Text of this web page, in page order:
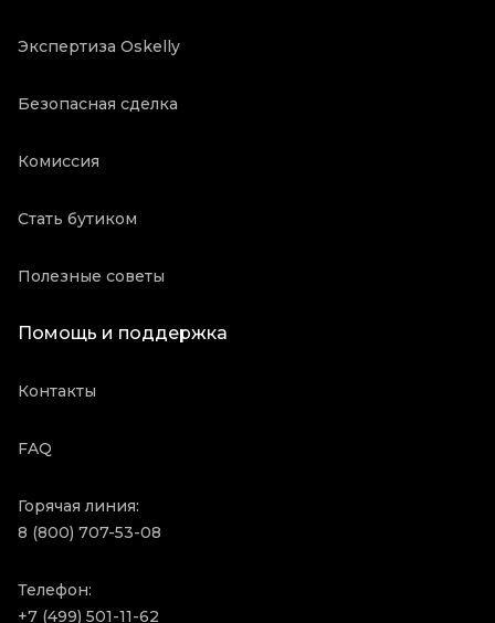
Экспертиза Oskelly
Безопасная сделка
Комиссия
Стать бутиком
Полезные советы
Помощь и поддержка
Контакты
FAQ
Горячая линия:
8 (800) 707-53-08
Телефон:
+7 (499) 501-11-62